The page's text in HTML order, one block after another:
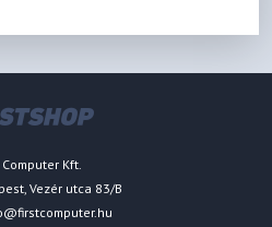
Computer Kft.
Vezér utca 83/B